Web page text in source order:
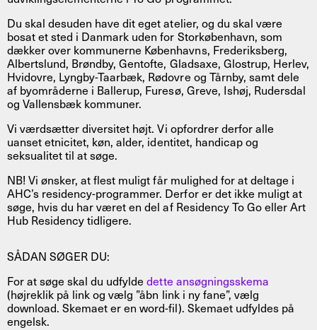
Du skal desuden have dit eget atelier, og du skal være
bosat et sted i Danmark uden for Storkøbenhavn, som
dækker over kommunerne Københavns, Frederiksberg,
Albertslund, Brøndby, Gentofte, Gladsaxe, Glostrup, Herlev,
Hvidovre, Lyngby-Taarbæk, Rødovre og Tårnby, samt dele
af byområderne i Ballerup, Furesø, Greve, Ishøj, Rudersdal
og Vallensbæk kommuner.
Vi værdsætter diversitet højt. Vi opfordrer derfor alle
uanset etnicitet, køn, alder, identitet, handicap og
seksualitet til at søge.
NB! Vi ønsker, at flest muligt får mulighed for at deltage i
AHC’s residency-programmer. Derfor er det ikke muligt at
søge, hvis du har været en del af Residency To Go eller Art
Hub Residency tidligere.
SÅDAN SØGER DU:
For at søge skal du udfyldedette ansøgningsskema
(højreklik på link og vælg ”åbn link i ny fane”, vælg
download. Skemaet er en word-fil). Skemaet udfyldes på
engelsk.